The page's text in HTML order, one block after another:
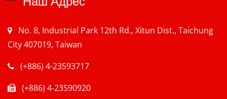
No. 8, Industrial Park 12th Rd., Xitun Dist., Taichung
City 407019, Taiwan
(+886) 4-23593717
(+886) 4-23590920